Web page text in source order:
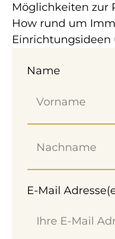
IHRE NEUE
Möglichkeiten zur
How rund um
Einrichtungsideen
Name
E-Mail Adresse